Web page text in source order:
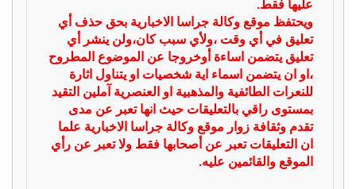
عليها فقط.
ويحتفظ موقع وكالة جراسا الاخبارية بحق حذف أي
تعليق في أي وقت ،ولأي سبب كان،ولن ينشر أي
تعليق يتضمن اساءة أوخروجا عن الموضوع المطروح
،او ان يتضمن اسماء اية شخصيات او يتناول اثارة
للنعرات الطائفية والمذهبية او العنصرية آملين التقيد
بمستوى راقي بالتعليقات حيث انها تعبر عن مدى
تقدم وثقافة زوار موقع وكالة جراسا الاخبارية علما
ان التعليقات تعبر عن أصحابها فقط ولا تعبر عن رأي
الموقع والقائمين عليه.